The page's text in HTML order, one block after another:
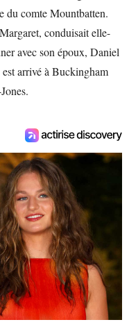
du comte Mountbatten.
conduisait elle-
avec son époux, Daniel
arrivé à Buckingham